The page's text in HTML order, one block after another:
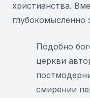
христианства.
глубокомысленно
Подобно
церкви
смирении